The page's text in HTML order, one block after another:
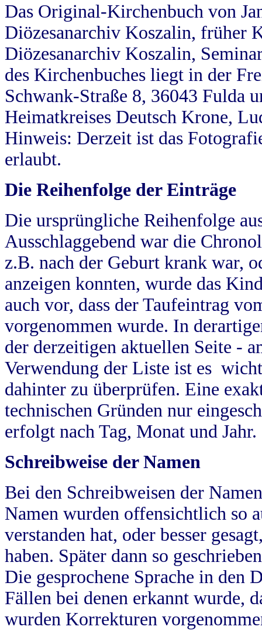
Das Original-Kirchenbuch von
Diözesanarchiv Koszalin, früher
Diözesanarchiv Koszalin,
des Kirchenbuches liegt in der
Schwank-Straße 8, 36043 Fulda
Heimatkreises Deutsch Krone,
Hinweis: Derzeit ist das
erlaubt.
Die Reihenfolge der Einträge
Die ursprüngliche Reihenfolge
Ausschlaggebend war die
z.B. nach der Geburt krank war,
anzeigen konnten, wurde das
auch vor, dass der Taufeintrag
vorgenommen wurde. In
der derzeitigen aktuellen Seite -
Verwendung der Liste ist es
dahinter zu überprüfen. Eine
technischen Gründen nur
erfolgt nach Tag, Monat und Jahr.
Schreibweise der Namen
Bei den Schreibweisen der
Namen wurden offensichtlich so
verstanden hat, oder besser
haben. Später dann so
Die gesprochene Sprache in
Fällen bei denen erkannt wurde,
wurden Korrekturen